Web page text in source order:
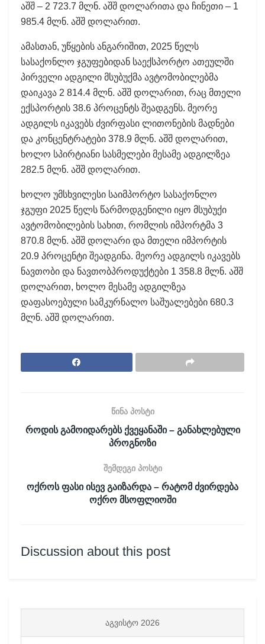
აშშ – 2 723.7 მლნ. აშშ დოლარითა და ჩინეთი – 1
985.4 მლნ. აშშ დოლარით.
ამასთან, უწყების ანგარიშით, 2025 წელს
სასაქონლო ჯგუფებიდან საექსპორტო ათეულში
პირველი ადგილი მსუბუქმა ავტომობილებმა
დაიკავა 2 814.4 მლნ. აშშ დოლარით, რაც მთელი
ექსპორტის 38.6 პროცენტს შეადგენს. მეორე
ადგილს იკავებს ძვირფასი ლითონების მადნები
და კონცენტრატები 378.9 მლნ. აშშ დოლარით,
ხოლო სპირტიანი სასმელები მესამე ადგილზეა
282.5 მლნ. აშშ დოლარით.
ხოლო უმსხვილესი საიმპორტო სასაქონლო
ჯგუფი 2025 წელს წარმოდგენილი იყო მსუბუქი
ავტომობილების სახით, რომლის იმპორტმა 3
870.8 მლნ. აშშ დოლარი და მთელი იმპორტის
20.9 პროცენტი შეადგინა. მეორე ადგილს იკავებს
ნავთობი და ნავთობპროდუქტები 1 358.8 მლნ. აშშ
დოლარით, ხოლო მესამე ადგილზეა
დაფასოებული სამკურნალო საშუალებები 680.3
მლნ. აშშ დოლარით.
წინა პოსტი
როდის გამოიდარებს ქვეყანაში – განახლებული
პროგნოზი
შემდეგი პოსტი
ოქროს ფასი ისევ გაიზარდა – რატომ ძვირდება
ოქრო მსოფლიოში
Discussion about this post
ᲐᲒᲕᲘᲡᲢᲝ 2026